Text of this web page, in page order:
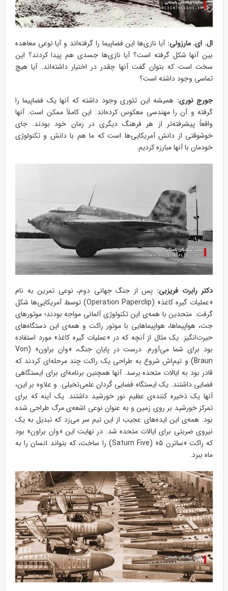
ال. ای. مارزولی: آیا نازی‌ها این فضاپیما را گرفته‌اند و آیا نوعی معاهده
بین آنها شکل گرفته است؟ آیا نازی‌ها جسدی هم پیدا کردند؟ این
سخت است که بتوان گفت آنها چقدر در اختیار داشته‌اند. آیا هیچ
تماسی وجود داشته است؟
جورج نوری: همیشه این تئوری وجود داشته که آنها یک فضاپیما را
گرفته و آن را مهندسی معکوس کرده‌اند. این کاملاً ممکن است. آنها
واقعاً پیشرفته‌تر از هر فرهنگ دیگری در زمان خود بودند. جای
خوشوقتی از دانش آمریکایی‌ها است که ما هم با دانش و تکنولوژی
خودمان با آنها مبارزه کردیم.
دکتر رابرت فریزبی: پس از جنگ جهانی دوم، نوعی تمرین به نام
«عملیات گیره کاغذ» (Operation Paperclip) توسط آمریکایی‌ها شکل
گرفت. متحدین با همه‌ی این تکنولوژی آلمانی مواجه بودند؛ موتورهای
جت، هواپیماها، هواپیماهایی با موتور راکت و همه‌ی این دستگاه‌های
حیرت‌انگیز. یک مثال از آنچه که در «عملیات گیره کاغذ» مورد استفاده
بود برای شما می‌آورم. درست در پایان جنگ، «وان براون» (Von
Braun) و تیم‌اش شروع به طراحی یک راکت چند مرحله‌ای کردند که
قادر بود به ایالات متحده برسد. آنها همچنین برنامه‌ای برای ایستگاهی
فضایی داشتند. یک ایستگاه فضایی گَردان علمی‌تخیلی. و علاوه بر این،
آنها یک ذخیره کننده‌ی عظیم نور خورشید داشتند. یک آینه که برای
تمرکز خورشید بر روی زمین و به عنوان نوعی اشعه‌ی مرگ طراحی شده
بود. همه‌ی این ایده‌های عجیب از این تیم سر می‌زد که تبدیل به یک
نیروی ضربتی برای ایالات متحده شد. در نهایت این «وان براون» بود
که راکت «ساترن ۵» (Saturn Five) را ساخت، که بتواند انسان را به
ماه ببرد.